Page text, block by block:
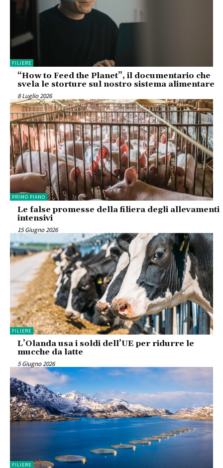
FILIERE
“How to Feed the Planet”, il documentario che
svela le storture sul nostro sistema alimentare
8 Luglio 2026
PRIMO PIANO
Le false promesse della filiera degli allevamenti
intensivi
15 Giugno 2026
FILIERE
L’Olanda usa i soldi dell’UE per ridurre le
mucche da latte
5 Giugno 2026
FILIERE